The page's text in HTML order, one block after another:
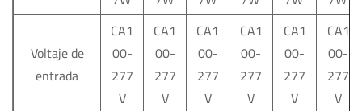
Voltaje de
entrada
CA1
00-
277
V
CA1
00-
277
V
CA1
00-
277
V
CA1
00-
277
V
CA1
00-
277
V
CA1
00-
277
V